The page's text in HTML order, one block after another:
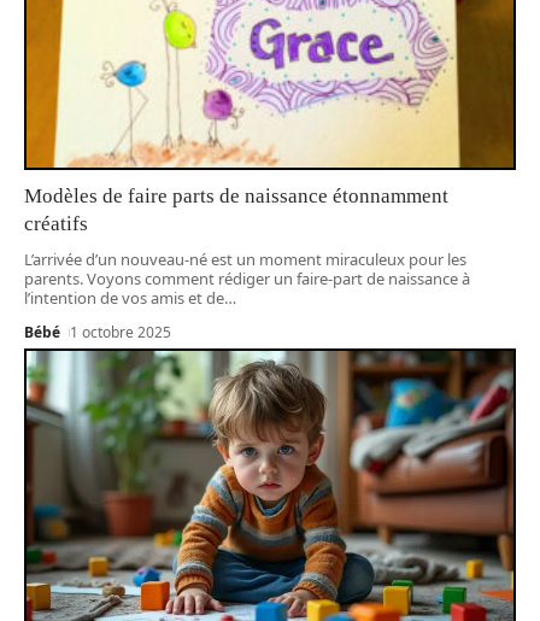
Modèles de faire parts de naissance étonnamment
créatifs
L’arrivée d’un nouveau-né est un moment miraculeux pour les
parents. Voyons comment rédiger un faire-part de naissance à
l’intention de vos amis et de…
Bébé 1 octobre 2025